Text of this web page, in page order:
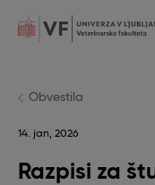
mainPOJDI
Obvestila
14. jan, 2026
Razpisi za